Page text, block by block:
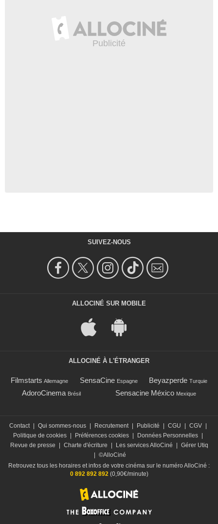
SUIVEZ-NOUS
ALLOCINÉ SUR MOBILE
ALLOCINÉ À L'ÉTRANGER
Filmstarts Allemagne SensaCine Espagne Beyazperde Turquie
AdoroCinema Brésil Sensacine México Mexique
Contact Qui sommes-nous Recrutement Publicité CGU CGV
Politique de cookies
Préférences cookies Données Personnelles
Revue de presse
Charte d'écriture Les services AlloCiné
Gérer Utiq
©AlloCiné
Retrouvez tous les horaires et infos de votre cinéma sur le numéro AlloCiné :
0 892 892 892(0,90€/minute)